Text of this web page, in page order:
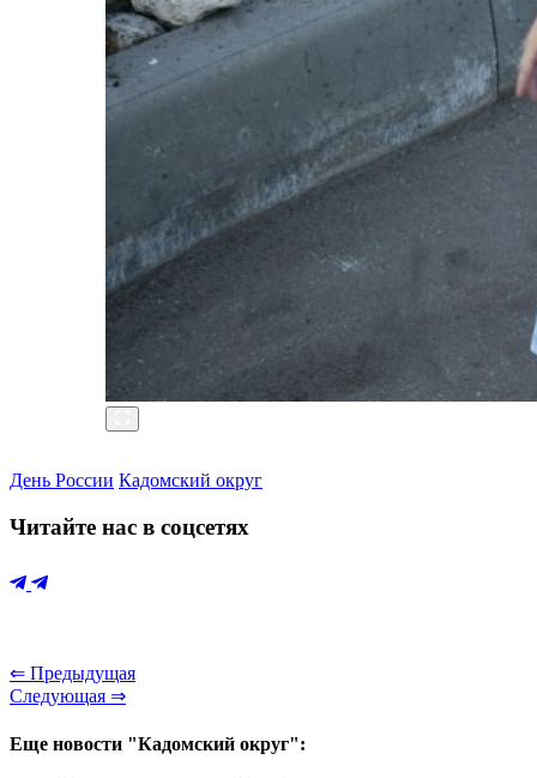
День России Кадомский округ
Читайте нас в соцсетях
⇐ Предыдущая
Следующая ⇒
Еще новости "Кадомский округ":